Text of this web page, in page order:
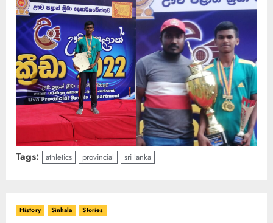
Tags: athletics provincial sri lanka
History Sinhala Stories